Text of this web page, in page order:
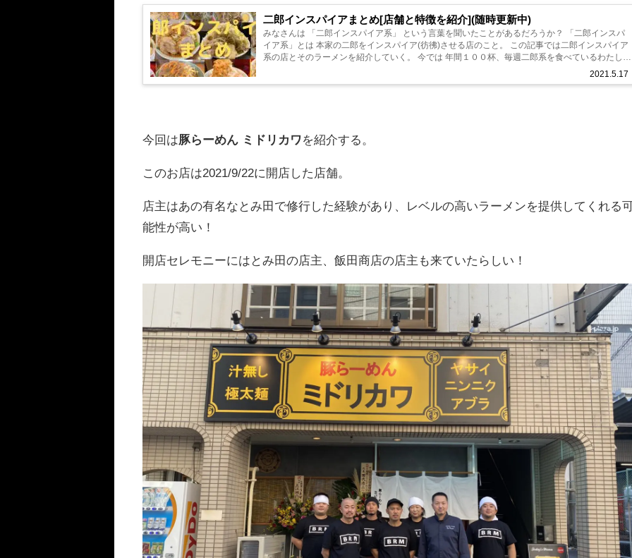
二郎インスパイアまとめ[店舗と特徴を紹介](随時更新中)
2021.5.17
みなさんは 「二郎インスパイア系」 という言葉を聞いたことがあるだろうか？ 「二郎インスパ
イア系」とは 本家の二郎をインスパイア(彷彿)させる店のこと。 この記事では二郎インスパイア
系の店とそのラーメンを紹介していく。 今では 年間１００杯、毎週二郎系を食べているわたしも
今回は豚らーめん ミドリカワ を紹介する。
このお店は2021/9/22に開店した店舗。
店主はあの有名なとみ田で修行した経験があり、レベルの高いラーメンを提供してくれる
能性が高い！
開店セレモニーにはとみ田の店主、飯田商店の店主も来ていたらしい！